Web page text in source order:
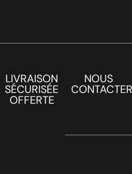
LIVRAISON
SÉCURISÉE
OFFERTE
NOUS
CONTACTER